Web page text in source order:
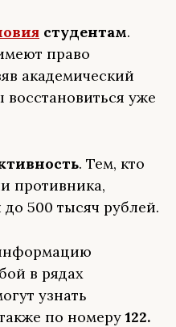
студентам.
право
академический
восстановиться уже
. Тем, кто
противника,
до 500 тысяч рублей.
в рядах
узнать
по номеру 122.